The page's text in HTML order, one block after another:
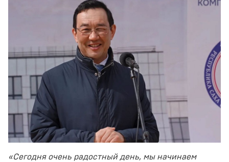
«Сегодня очень радостный день, мы начинаем